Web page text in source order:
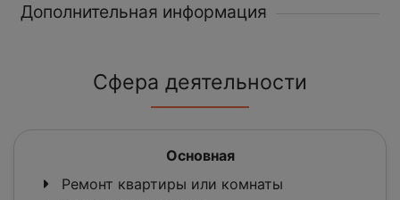
Дополнительная информация
Сфера деятельности
Основная
Ремонт квартиры или комнаты